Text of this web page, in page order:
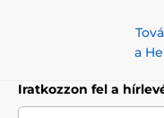
a
Iratkozzon fel a